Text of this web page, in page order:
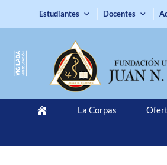
Estudiantes Docentes
La Corpas